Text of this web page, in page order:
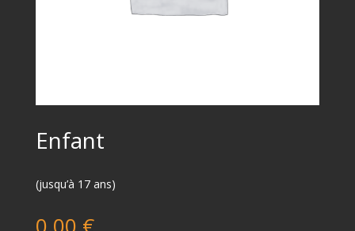
Enfant
(jusqu’à 17 ans)